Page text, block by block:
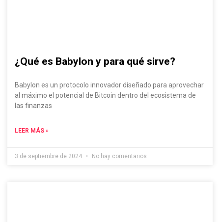
¿Qué es Babylon y para qué sirve?
Babylon es un protocolo innovador diseñado para aprovechar
al máximo el potencial de Bitcoin dentro del ecosistema de
las finanzas
LEER MÁS »
3 de septiembre de 2024 No hay comentarios